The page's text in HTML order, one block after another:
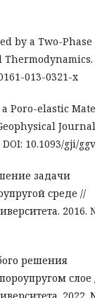
by a Two-Phase
013-0321-x
Poro-elastic
Journal
10.1093/gji/
задачи
среде //
2016.
решения
слое